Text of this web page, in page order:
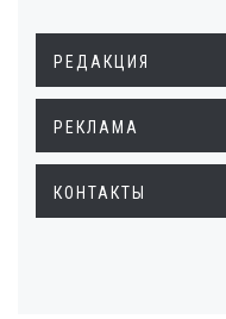
РЕДАКЦИЯ
РЕКЛАМА
КОНТАКТЫ